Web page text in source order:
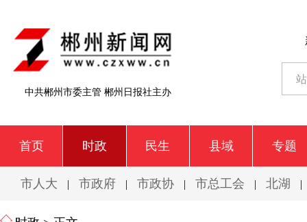
中共郴州市委主管 郴州日报社主办
首页 时政 民生 县域 专题
市人大 | 市政府 | 市政协 | 市总工会 | 北湖 |